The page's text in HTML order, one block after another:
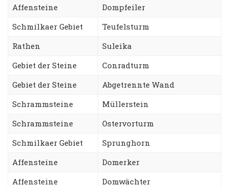
Affensteine
Dompfeiler
Schmilkaer Gebiet
Teufelsturm
Rathen
Suleika
Gebiet der Steine
Conradturm
Gebiet der Steine
Abgetrennte Wand
Schrammsteine
Müllerstein
Schrammsteine
Ostervorturm
Schmilkaer Gebiet
Sprunghorn
Affensteine
Domerker
Affensteine
Domwächter